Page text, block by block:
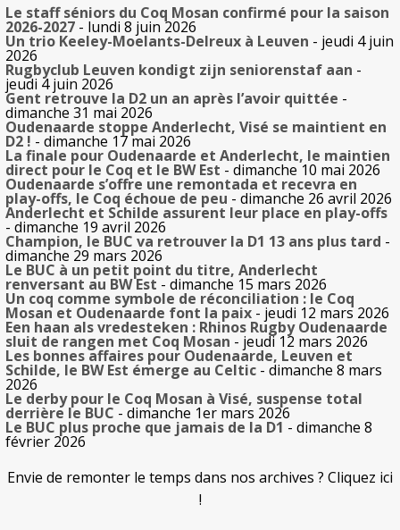
Le staff séniors du Coq Mosan confirmé pour la saison
2026-2027 - lundi 8 juin 2026
Un trio Keeley-Moelants-Delreux à Leuven - jeudi 4 juin
2026
Rugbyclub Leuven kondigt zijn seniorenstaf aan -
jeudi 4 juin 2026
Gent retrouve la D2 un an après l’avoir quittée -
dimanche 31 mai 2026
Oudenaarde stoppe Anderlecht, Visé se maintient en
D2 ! - dimanche 17 mai 2026
La finale pour Oudenaarde et Anderlecht, le maintien
direct pour le Coq et le BW Est - dimanche 10 mai 2026
Oudenaarde s’offre une remontada et recevra en
play-offs, le Coq échoue de peu - dimanche 26 avril 2026
Anderlecht et Schilde assurent leur place en play-offs
- dimanche 19 avril 2026
Champion, le BUC va retrouver la D1 13 ans plus tard -
dimanche 29 mars 2026
Le BUC à un petit point du titre, Anderlecht
renversant au BW Est - dimanche 15 mars 2026
Un coq comme symbole de réconciliation : le Coq
Mosan et Oudenaarde font la paix - jeudi 12 mars 2026
Een haan als vredesteken : Rhinos Rugby Oudenaarde
sluit de rangen met Coq Mosan - jeudi 12 mars 2026
Les bonnes affaires pour Oudenaarde, Leuven et
Schilde, le BW Est émerge au Celtic - dimanche 8 mars
2026
Le derby pour le Coq Mosan à Visé, suspense total
derrière le BUC - dimanche 1er mars 2026
Le BUC plus proche que jamais de la D1 - dimanche 8
février 2026
Envie de remonter le temps dans nos archives ? Cliquez ici
!